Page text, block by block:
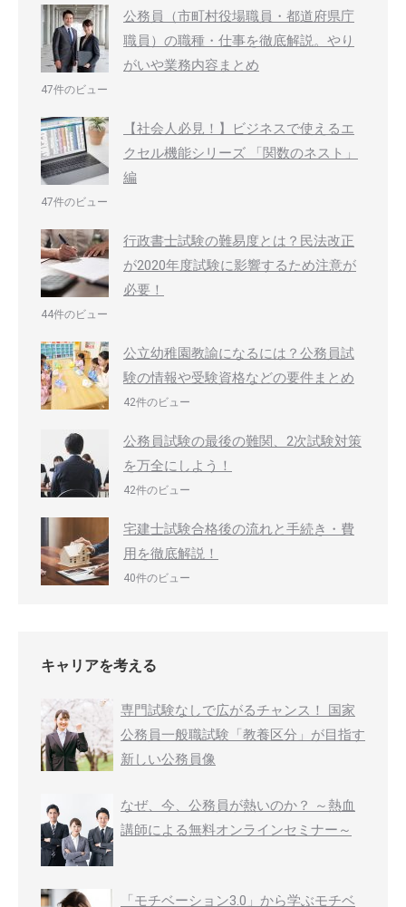
公務員（市町村役場職員・都道府県庁
職員）の職種・仕事を徹底解説。やり
がいや業務内容まとめ
47件のビュー
【社会人必見！】ビジネスで使えるエ
クセル機能シリーズ 「関数のネスト」
編
47件のビュー
行政書士試験の難易度とは？民法改正
が2020年度試験に影響するため注意が
必要！
44件のビュー
公立幼稚園教諭になるには？公務員試
験の情報や受験資格などの要件まとめ
42件のビュー
公務員試験の最後の難関、2次試験対策
を万全にしよう！
42件のビュー
宅建士試験合格後の流れと手続き・費
用を徹底解説！
40件のビュー
キャリアを考える
専門試験なしで広がるチャンス！ 国家
公務員一般職試験「教養区分」が目指す
新しい公務員像
なぜ、今、公務員が熱いのか？ ～熱血
講師による無料オンラインセミナー～
「モチベーション3.0」から学ぶモチベ